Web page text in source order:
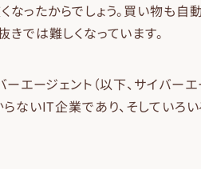
なったからでしょう。買い物も
きでは難しくなっています。
エージェント（以下、サイバーエ
ないIT企業であり、そしていろ